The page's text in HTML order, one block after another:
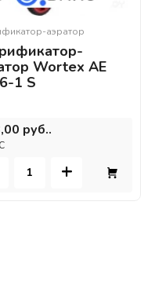
аэратор
Wortex AE
1 S
руб..
+